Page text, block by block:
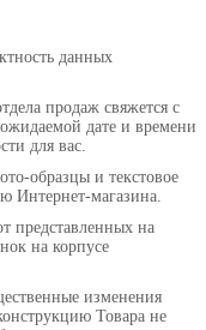
данных
продаж свяжется с
дате и времени
для вас.
образцы и текстовое
Интернет-магазина.
представленных на
на корпусе
изменения
Товара не